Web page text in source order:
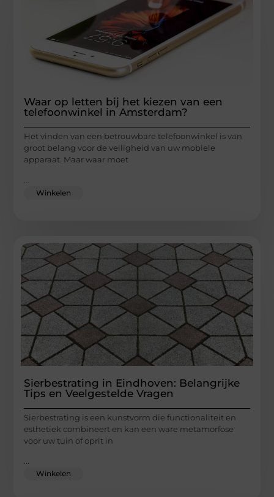
Waar op letten bij het kiezen van een
telefoonwinkel in Amsterdam?
Het vinden van een betrouwbare telefoonwinkel is van
groot belang voor de veiligheid van uw mobiele
apparaat. Maar waar moet
Winkelen
Sierbestrating in Eindhoven: Belangrijke
Tips en Veelgestelde Vragen
Sierbestrating is een kunstvorm die functionaliteit en
esthetiek combineert en kan een ware metamorfose
voor uw tuin of oprit in
Winkelen